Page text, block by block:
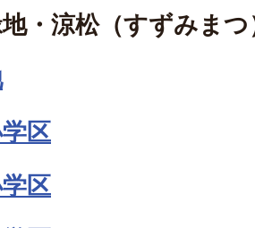
・涼松（すずみま
区
区